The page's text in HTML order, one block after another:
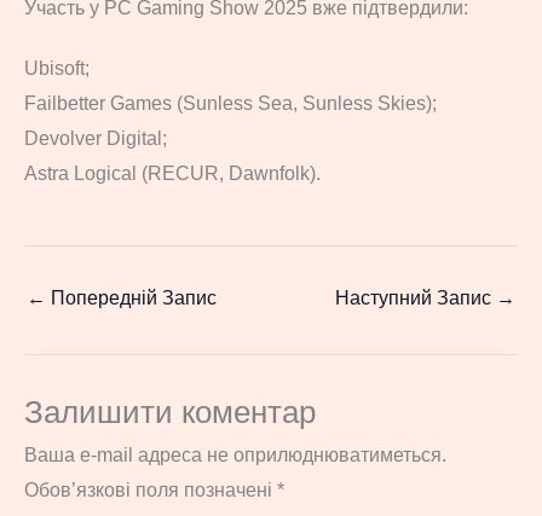
Участь у PC Gaming Show 2025 вже підтвердили:
Ubisoft;
Failbetter Games (Sunless Sea, Sunless Skies);
Devolver Digital;
Astra Logical (RECUR, Dawnfolk).
← Попередній Запис Наступний Запис →
Залишити коментар
Ваша e-mail адреса не оприлюднюватиметься.
Обов’язкові поля позначені *